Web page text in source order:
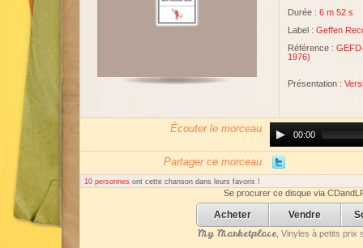
Durée : 6 m 52 s
Label : Geffen
Référence :
1976)
Présentation :
Écouter le morceau
Player00:00
Partager ce morceau
10 personnes ont cette chanson dans leurs favoris !
Se procurer ce disque via
Acheter Vendre
My Marketplace, Vinyles à petits prix